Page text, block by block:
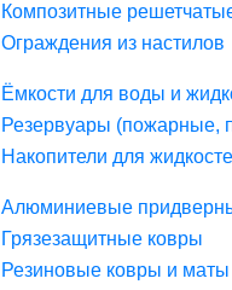
Композитные
Ограждения из настилов
Ёмкости для воды и
Резервуары (пожарные,
Накопители для
Алюминиевые
Грязезащитные ковры
Резиновые ковры и маты